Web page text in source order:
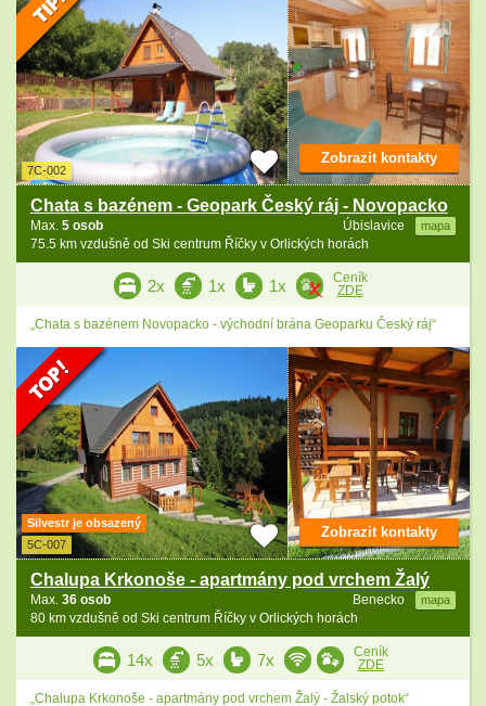
7C-002
Chata s bazénem - Geopark Český ráj - Novopacko
Úbislavice mapa
Max. 5 osob
75.5 km vzdušně od Ski centrum Říčky v Orlických horách
Zobrazit kontakty
2x 1x 1x
Ceník
ZDE
„Chata s bazénem Novopacko - východní brána Geoparku Český ráj“
Silvestr je obsazený
5C-007
Chalupa Krkonoše - apartmány pod vrchem Žalý
Benecko mapa
Max. 36 osob
80 km vzdušně od Ski centrum Říčky v Orlických horách
Zobrazit kontakty
14x 5x 7x
Ceník
ZDE
„Chalupa Krkonoše - apartmány pod vrchem Žalý - Žalský potok“